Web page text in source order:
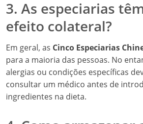
Armazene em um recipiente
fresco e seco. Isso ajudará a
aroma por mais tempo.
5. Existe uma
dasCinco
Chinesas?
Sim! A mistura de especiarias é